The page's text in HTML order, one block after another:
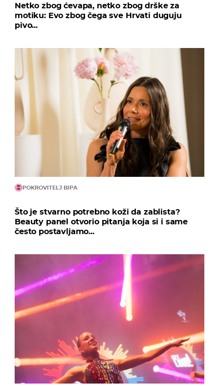
Netko zbog ćevapa, netko zbog drške za
motiku: Evo zbog čega sve Hrvati duguju
pivo...
POKROVITELJ BIPA
Što je stvarno potrebno koži da zablista?
Beauty panel otvorio pitanja koja si i same
često postavljamo...